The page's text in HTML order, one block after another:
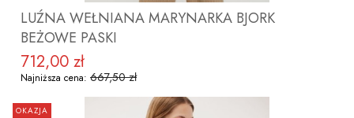
LUŹNA WEŁNIANA MARYNARKA BJORK
BEŻOWE PASKI
Cena promocyjna
712,00 zł
Najniższa cena: 667,50 zł
OKAZJA